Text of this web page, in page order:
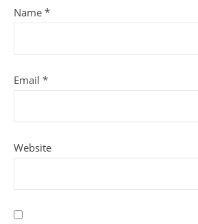
Name *
Email *
Website